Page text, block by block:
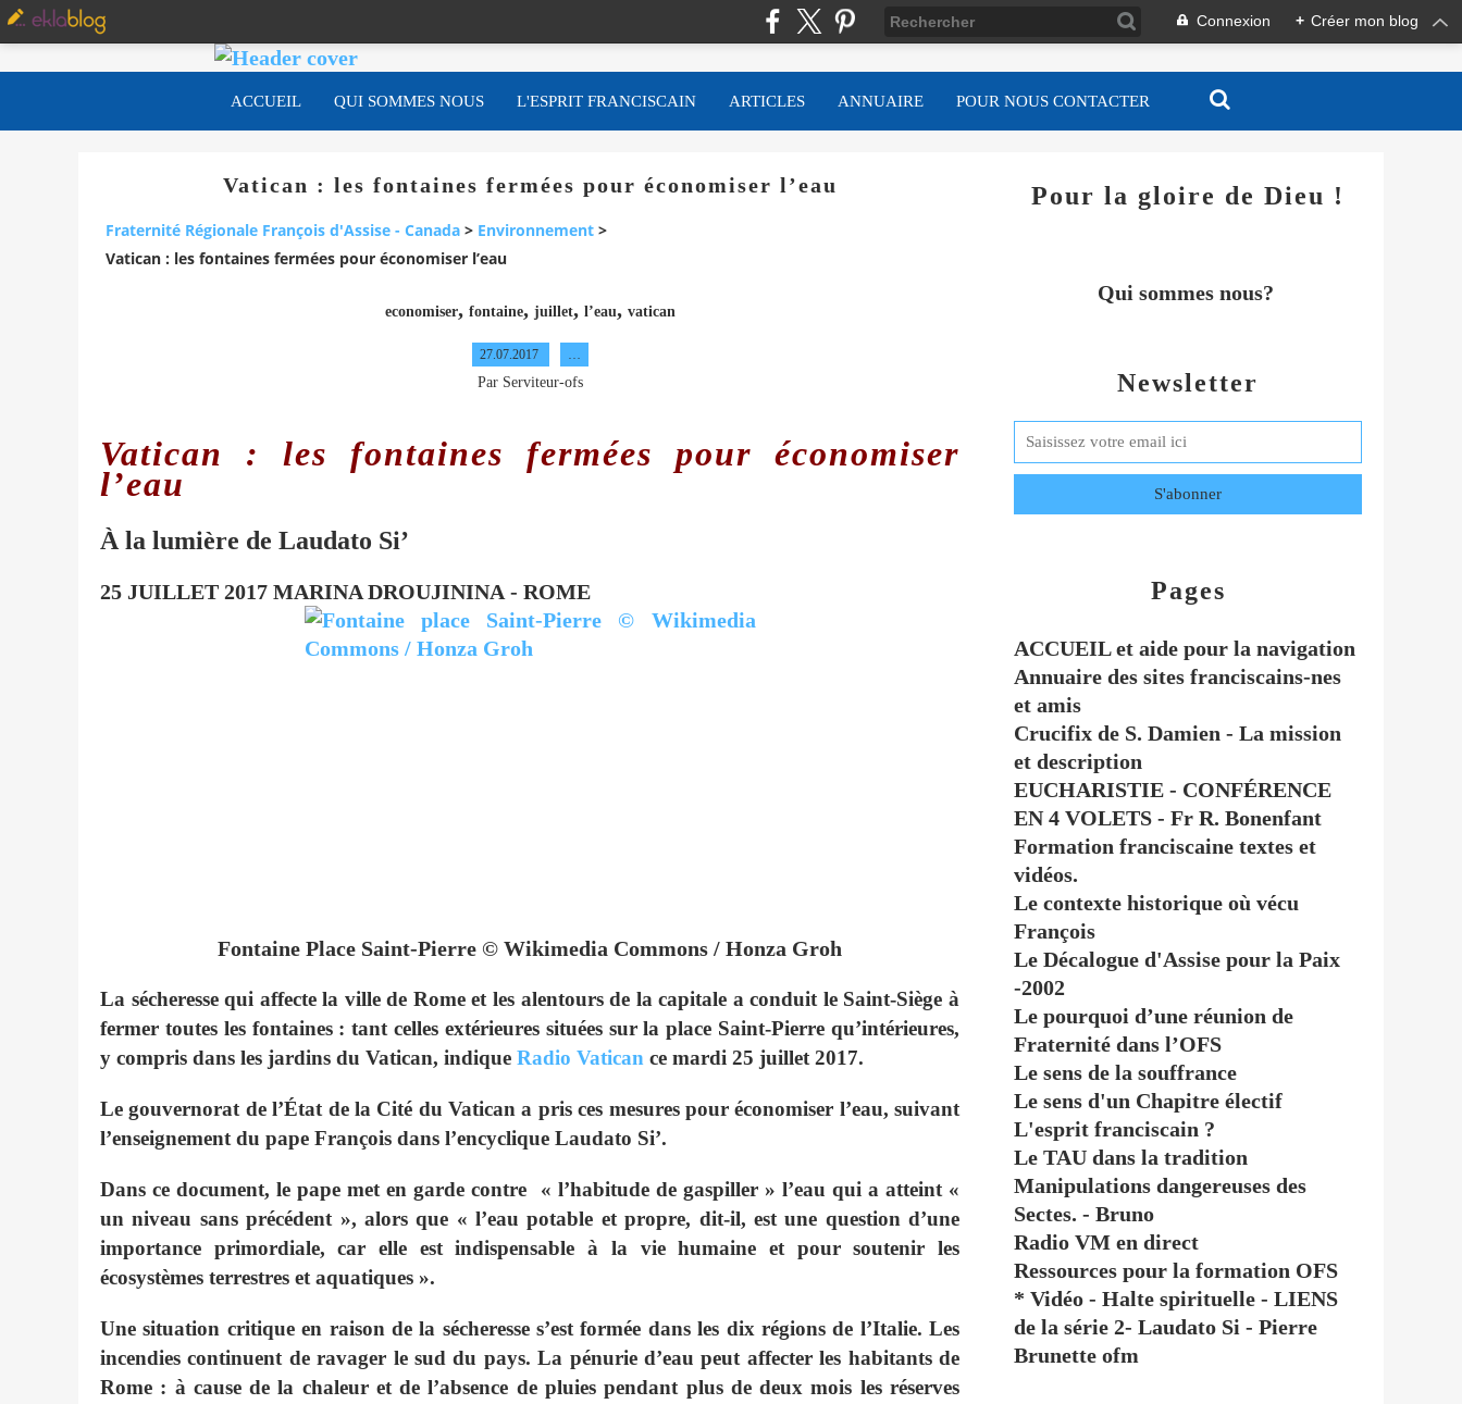
Connexion + Créer mon blog
ACCUEIL QUI SOMMES NOUS L'ESPRIT FRANCISCAIN ARTICLES ANNUAIRE POUR NOUS CONTACTER
Vatican : les fontaines fermées pour économiser l’eau
Fraternité Régionale François d'Assise - Canada > Environnement >
Vatican : les fontaines fermées pour économiser l’eau
economiser, fontaine, juillet, l’eau, vatican
27.07.2017
Par Serviteur-ofs
Vatican : les fontaines fermées pour économiser
l’eau
À la lumière de Laudato Si’
25 JUILLET 2017 MARINA DROUJININA - ROME
Fontaine Place Saint-Pierre © Wikimedia Commons / Honza Groh
La sécheresse qui affecte la ville de Rome et les alentours de la capitale a conduit le Saint-Siège à
fermer toutes les fontaines : tant celles extérieures situées sur la place Saint-Pierre qu’intérieures,
y compris dans les jardins du Vatican, indique Radio Vatican ce mardi 25 juillet 2017.
Le gouvernorat de l’État de la Cité du Vatican a pris ces mesures pour économiser l’eau, suivant
l’enseignement du pape François dans l’encyclique Laudato Si’.
Dans ce document, le pape met en garde contre « l’habitude de gaspiller » l’eau qui a atteint «
un niveau sans précédent », alors que « l’eau potable et propre, dit-il, est une question d’une
importance primordiale, car elle est indispensable à la vie humaine et pour soutenir les
écosystèmes terrestres et aquatiques ».
Une situation critique en raison de la sécheresse s’est formée dans les dix régions de l’Italie. Les
incendies continuent de ravager le sud du pays. La pénurie d’eau peut affecter les habitants de
Rome : à cause de la chaleur et de l’absence de pluies pendant plus de deux mois les réserves
Newsletter
Pages
ACCUEIL et aide pour la navigation
Annuaire des sites franciscains-nes
et amis
Crucifix de S. Damien - La mission
et description
EUCHARISTIE - CONFÉRENCE
EN 4 VOLETS - Fr R. Bonenfant
Formation franciscaine textes et
vidéos.
Le contexte historique où vécu
François
Le Décalogue d'Assise pour la Paix
-2002
Le pourquoi d’une réunion de
Fraternité dans l’OFS
Le sens de la souffrance
Le sens d'un Chapitre électif
L'esprit franciscain ?
Le TAU dans la tradition
Manipulations dangereuses des
Sectes. - Bruno
Radio VM en direct
Ressources pour la formation OFS
* Vidéo - Halte spirituelle - LIENS
de la série 2- Laudato Si - Pierre
Brunette ofm
Pour la gloire de Dieu !
Qui sommes nous?